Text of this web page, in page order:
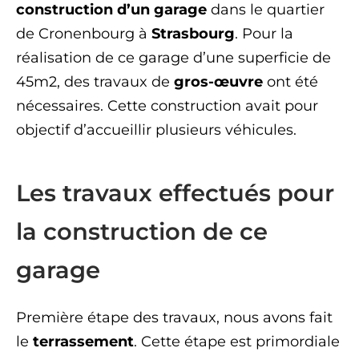
construction d’un garage dans le quartier
de Cronenbourg à Strasbourg. Pour la
réalisation de ce garage d’une superficie de
45m2, des travaux de gros-œuvre ont été
nécessaires. Cette construction avait pour
objectif d’accueillir plusieurs véhicules.
Les travaux effectués pour
la construction de ce
garage
Première étape des travaux, nous avons fait
le terrassement. Cette étape est primordiale